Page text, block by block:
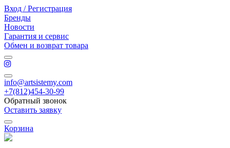
Вход / Регистрация
Бренды
Новости
Гарантия и сервис
Обмен и возврат товара
info@artsistemy.com
+7(812)454-30-99
Обратный звонок
Оставить заявку
Корзина